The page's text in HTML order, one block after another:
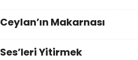
Ceylan’ın Makarnası
Ses’leri Yitirmek